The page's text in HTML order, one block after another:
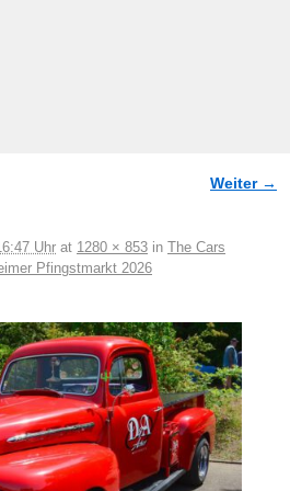
Weiter →
Uhr at 1280 × 853 in The Cars
Pfingstmarkt 2026